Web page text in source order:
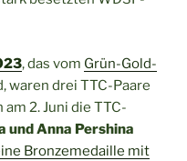
, das vom Grün-Gold-
waren drei TTC-Paare
2. Juni die TTC-
und Anna Pershina
Bronzemedaille mit